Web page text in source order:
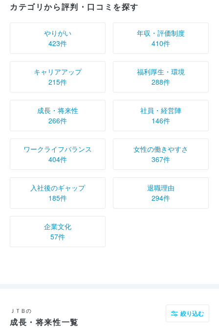
カテゴリから評判・口コミを探す
やりがい
423件
年収・評価制度
410件
キャリアアップ
215件
福利厚生・環境
288件
成長・将来性
266件
社員・経営陣
146件
ワークライフバランス
404件
女性の働きやすさ
367件
入社後のギャップ
185件
退職理由
294件
企業文化
57件
ＪＴＢの
成長・将来性一覧
絞り込む